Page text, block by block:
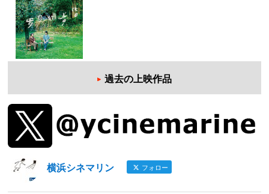
過去の上映作品
横浜シネマリン フォロー